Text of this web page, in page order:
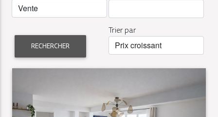
RECHERCHER
Trier par